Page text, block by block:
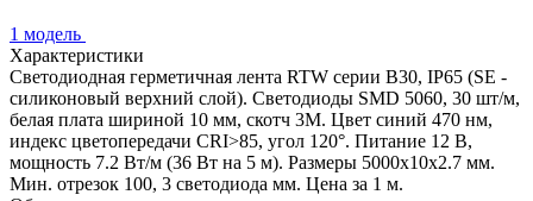
1 модель
Характеристики
Светодиодная герметичная лента RTW серии B30, IP65 (SE -
силиконовый верхний слой). Светодиоды SMD 5060, 30 шт/м,
белая плата шириной 10 мм, скотч 3M. Цвет синий 470 нм,
индекс цветопередачи CRI>85, угол 120°. Питание 12 В,
мощность 7.2 Вт/м (36 Вт на 5 м). Размеры 5000x10x2.7 мм.
Мин. отрезок 100, 3 светодиода мм. Цена за 1 м.